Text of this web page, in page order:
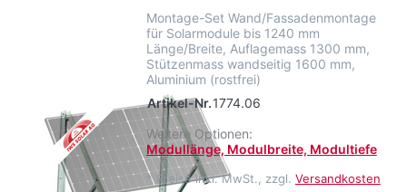
Montage-Set Wand/Fassadenmontage
für Solarmodule bis 1240 mm
Länge/Breite, Auflagemass 1300 mm,
Stützenmass wandseitig 1600 mm,
Aluminium (rostfrei)
Artikel-Nr.1774.06
Weitere Optionen:
Modullänge, Modulbreite, Modultiefe
* Preise inkl. MwSt., zzgl. Versandkosten